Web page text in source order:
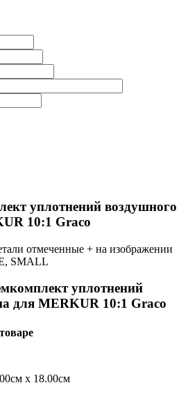
уплотнений воздушного
10:1 Graco
отмеченные + на изображении
SMALL
уплотнений
для MERKUR 10:1 Graco
x 18.00см